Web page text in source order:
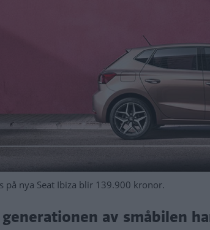
på nya Seat Ibiza blir 139.900 kronor.
av småbilen